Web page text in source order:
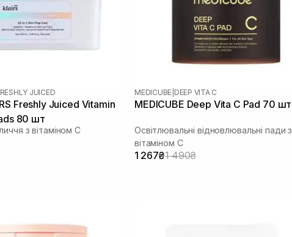
JUICED
Freshly Juiced Vitamin
80 шт
з вітаміном С
MEDICUBE DEEP VITA C
MEDICUBE Deep Vita C Pad 70 шт
Освітлювальні відновлювальні пади з
вітаміном C
1 267₴1 490₴